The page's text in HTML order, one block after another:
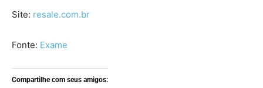
Site: resale.com.br
Fonte: Exame
Compartilhe com seus amigos: